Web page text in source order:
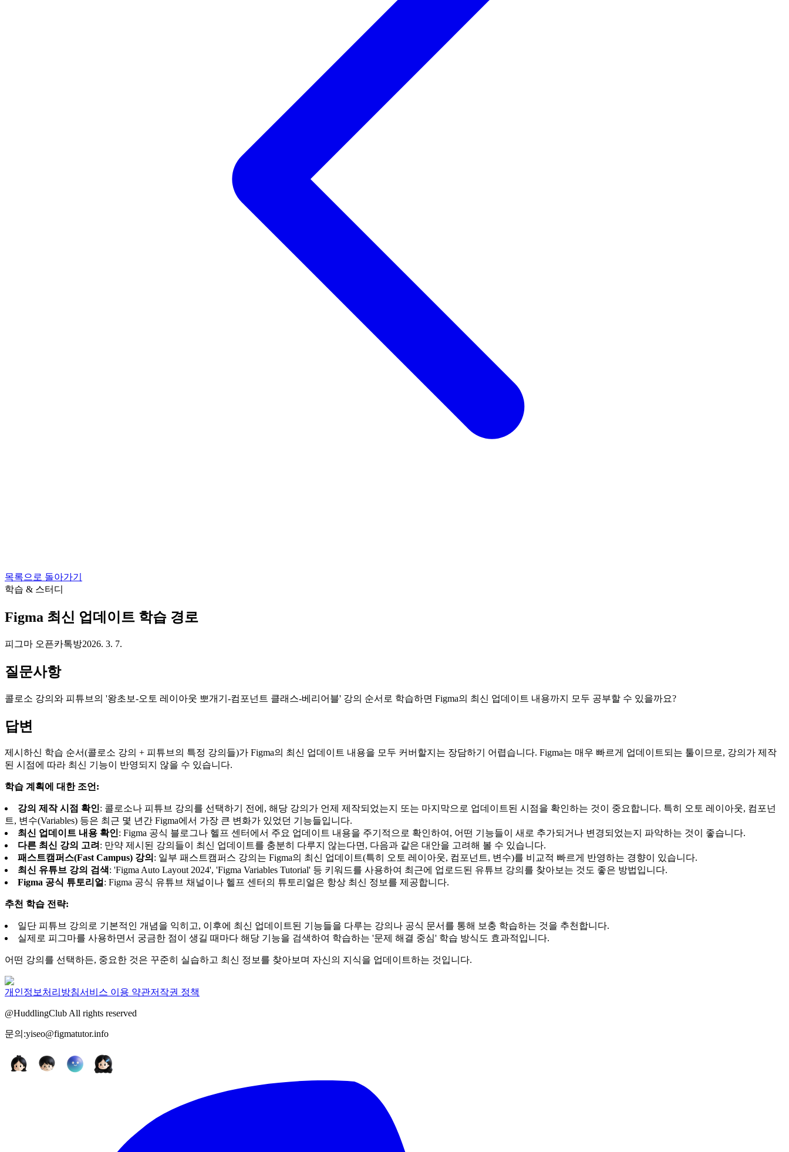
목록으로 돌아가기
학습 & 스터디
Figma 최신 업데이트 학습 경로
피그마 오픈카톡방2026. 3. 7.
질문사항
콜로소 강의와 피튜브의 '왕초보-오토 레이아웃 뽀개기-컴포넌트 클래스-베리어블' 강의 순서로 학습하면 Figma의 최신 업데이트 내용까지 모두 공부할 수 있을까요?
답변
제시하신 학습 순서(콜로소 강의 + 피튜브의 특정 강의들)가 Figma의 최신 업데이트 내용을 모두 커버할지는 장담하기 어렵습니다. Figma는 매우 빠르게 업데이트되는 툴이므로, 강의가 제작
된 시점에 따라 최신 기능이 반영되지 않을 수 있습니다.
학습 계획에 대한 조언:
강의 제작 시점 확인: 콜로소나 피튜브 강의를 선택하기 전에, 해당 강의가 언제 제작되었는지 또는 마지막으로 업데이트된 시점을 확인하는 것이 중요합니다. 특히 오토 레이아웃, 컴포넌
트, 변수(Variables) 등은 최근 몇 년간 Figma에서 가장 큰 변화가 있었던 기능들입니다.
최신 업데이트 내용 확인: Figma 공식 블로그나 헬프 센터에서 주요 업데이트 내용을 주기적으로 확인하여, 어떤 기능들이 새로 추가되거나 변경되었는지 파악하는 것이 좋습니다.
다른 최신 강의 고려 : 만약 제시된 강의들이 최신 업데이트를 충분히 다루지 않는다면, 다음과 같은 대안을 고려해 볼 수 있습니다.
패스트캠퍼스(Fast Campus) 강의 : 일부 패스트캠퍼스 강의는 Figma의 최신 업데이트(특히 오토 레이아웃, 컴포넌트, 변수)를 비교적 빠르게 반영하는 경향이 있습니다.
최신 유튜브 강의 검색: 'Figma Auto Layout 2024', 'Figma Variables Tutorial' 등 키워드를 사용하여 최근에 업로드된 유튜브 강의를 찾아보는 것도 좋은 방법입니다.
Figma 공식 튜토리얼: Figma 공식 유튜브 채널이나 헬프 센터의 튜토리얼은 항상 최신 정보를 제공합니다.
추천 학습 전략:
일단 피튜브 강의로 기본적인 개념을 익히고, 이후에 최신 업데이트된 기능들을 다루는 강의나 공식 문서를 통해 보충 학습하는 것을 추천합니다.
실제로 피그마를 사용하면서 궁금한 점이 생길 때마다 해당 기능을 검색하여 학습하는 '문제 해결 중심' 학습 방식도 효과적입니다.
어떤 강의를 선택하든, 중요한 것은 꾸준히 실습하고 최신 정보를 찾아보며 자신의 지식을 업데이트하는 것입니다.
개인정보처리방침서비스 이용 약관저작권 정책
@HuddlingClub All rights reserved
문의:yiseo@figmatutor.info